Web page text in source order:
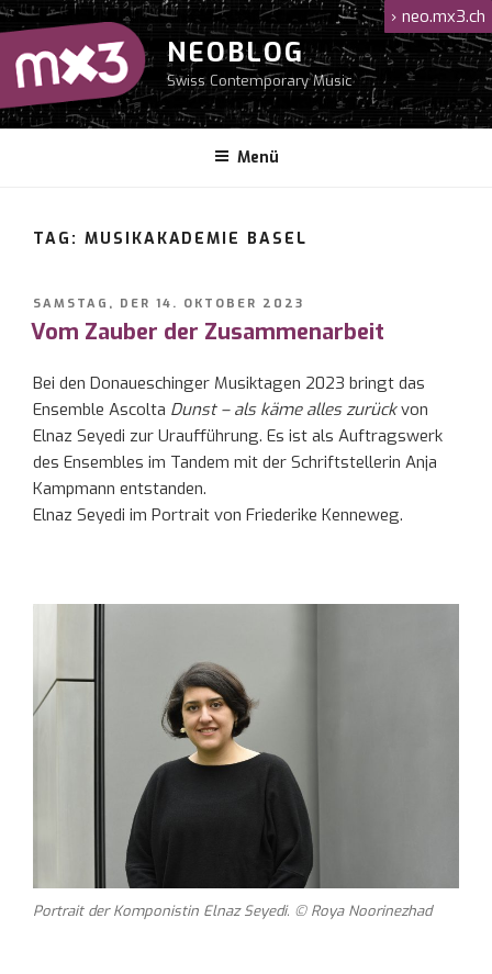
Zum
Inhalt
springen
NEOBLOG
Swiss Contemporary Music
Menü
› neo.mx3.ch
TAG: MUSIKAKADEMIE BASEL
VERÖFFENTLICHT
AM
SAMSTAG, DER 14. OKTOBER 2023
Vom Zauber der Zusammenarbeit
Bei den Donaueschinger Musiktagen 2023 bringt das
Ensemble Ascolta Dunst – als käme alles zurückvon
Elnaz Seyedi zur Uraufführung. Es ist als Auftragswerk
des Ensembles im Tandem mit der Schriftstellerin Anja
Kampmann entstanden.
Elnaz Seyedi im Portrait von Friederike Kenneweg.
Portrait der Komponistin Elnaz Seyedi. © Roya Noorinezhad